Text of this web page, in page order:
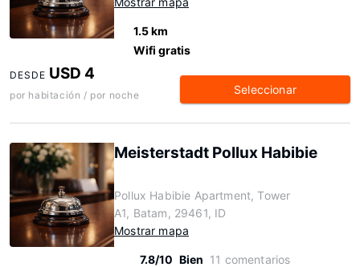
1.5 km
Wifi gratis
DESDE USD 4
por habitación / por noche Seleccionar
Meisterstadt Pollux Habibie
Pollux Habibie Apartment, Tower
A1, Batam, 29461, ID
Mostrar mapa
7.8/10 Bien 11 comentarios